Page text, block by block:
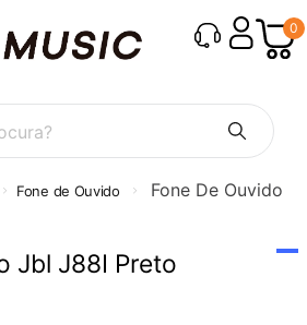
0
Fone de Ouvido
Fone De Ouvido
Jbl J88I Preto